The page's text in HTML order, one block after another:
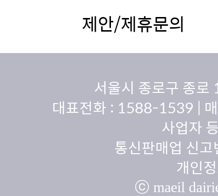
제안/제휴문의
서울시 종로구 종
대표전화 : 1588-1539 |
사업자
통신판매업 신
개인
ⓒ maeil